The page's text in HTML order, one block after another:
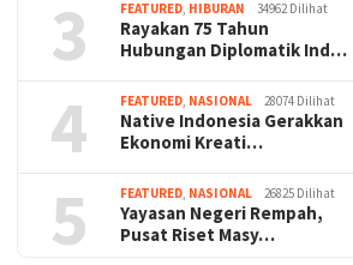
3 FEATURED, HIBURAN 34962 Dilihat
Rayakan 75 Tahun
Hubungan Diplomatik Ind…
4 FEATURED, NASIONAL 28074 Dilihat
Native Indonesia Gerakkan
Ekonomi Kreati…
5 FEATURED, NASIONAL 26825 Dilihat
Yayasan Negeri Rempah,
Pusat Riset Masy…